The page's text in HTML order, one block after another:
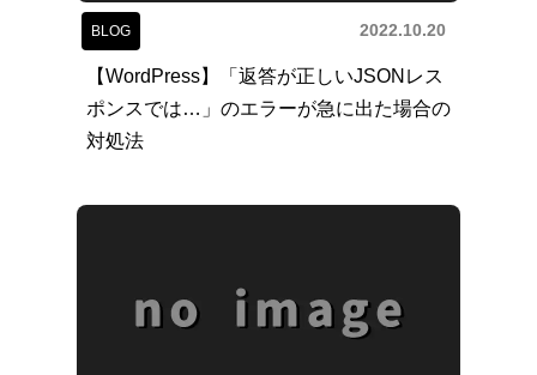
BLOG 2022.10.20
【WordPress】「返答が正しいJSONレス
ポンスでは…」のエラーが急に出た場合の
対処法